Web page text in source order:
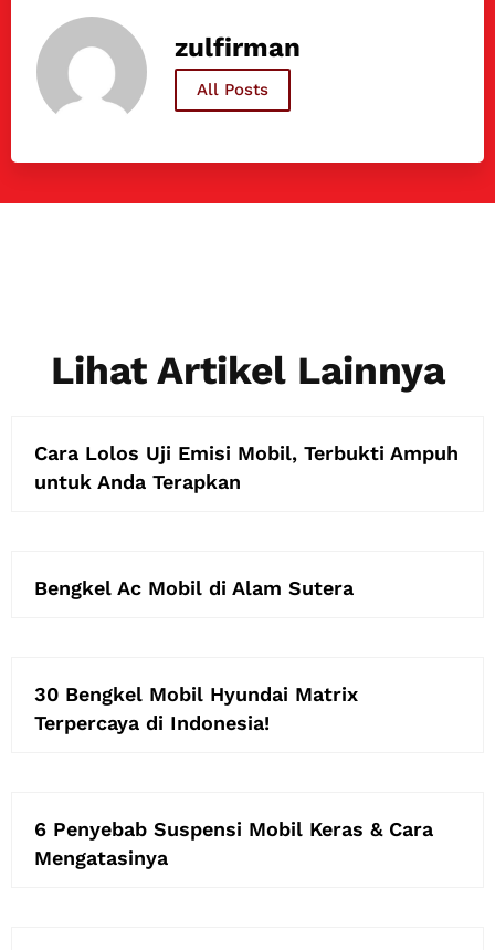
zulfirman
All Posts
Lihat Artikel Lainnya
Cara Lolos Uji Emisi Mobil, Terbukti Ampuh
untuk Anda Terapkan
Bengkel Ac Mobil di Alam Sutera
30 Bengkel Mobil Hyundai Matrix
Terpercaya di Indonesia!
6 Penyebab Suspensi Mobil Keras & Cara
Mengatasinya